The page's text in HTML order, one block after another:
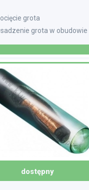
Docięcie grota
Osadzenie grota w obudowie
dostępny